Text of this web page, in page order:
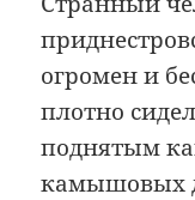
огромен и
плотно
поднятым
камышовых